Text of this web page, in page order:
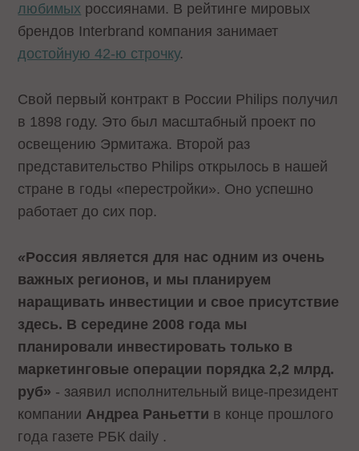
любимых россиянами. В рейтинге мировых
брендов Interbrand компания занимает
достойную 42-ю строчку.
Свой первый контракт в России Philips получил
в 1898 году. Это был масштабный проект по
освещению Эрмитажа. Второй раз
представительство Philips открылось в нашей
стране в годы «перестройки». Оно успешно
работает до сих пор.
«Россия является для нас одним из очень
важных регионов, и мы планируем
наращивать инвестиции и свое присутствие
здесь. В середине 2008 года мы
планировали инвестировать только в
маркетинговые операции порядка 2,2 млрд.
руб» - заявил исполнительный вице-президент
компании Андреа Раньетти в конце прошлого
года газете РБК daily .